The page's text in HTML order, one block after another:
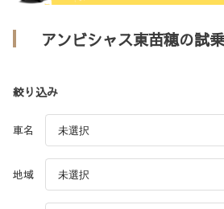
アンビシャス東苗穂の試
絞り込み
車名
地域